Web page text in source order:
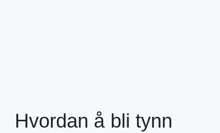
Hvordan å bli tynn